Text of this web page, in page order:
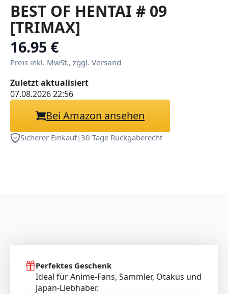
BEST OF HENTAI # 09
[TRIMAX]
16.95 €
Preis inkl. MwSt., zggl. Versand
Zuletzt aktualisiert
07.08.2026 22:56
Bei Amazon ansehen
Sicherer Einkauf|30 Tage Rückgaberecht
Perfektes Geschenk
Ideal für Anime-Fans, Sammler, Otakus und
Japan-Liebhaber.